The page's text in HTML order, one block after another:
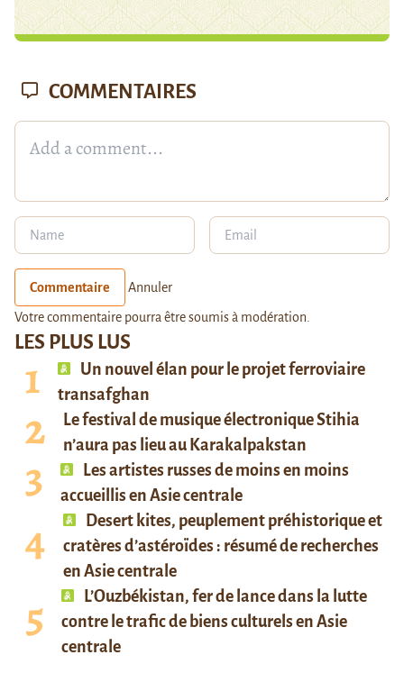
LES PLUS LUS
Un nouvel élan pour le projet ferroviaire
transafghan
Le festival de musique électronique Stihia
n’aura pas lieu au Karakalpakstan
Les artistes russes de moins en moins
accueillis en Asie centrale
Desert kites, peuplement préhistorique et
cratères d’astéroïdes : résumé de recherches
en Asie centrale
L’Ouzbékistan, fer de lance dans la lutte
contre le trafic de biens culturels en Asie
centrale
COMMENTAIRES
Commentaire Annuler
Votre commentaire pourra être soumis à modération.